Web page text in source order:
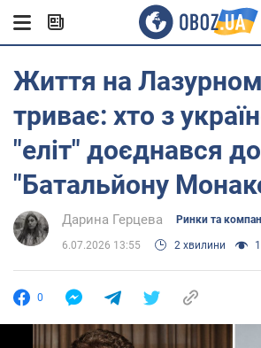
Життя на
триває: хто з
"еліт" доєднався до
"Батальйону
Дарина Герцева Ринки та
6.07.2026 13:55 2 хвилини
0